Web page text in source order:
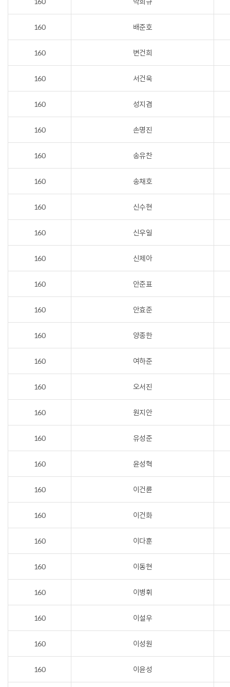
160 배준호
160 변건희
160 서건욱
160 성지겸
160 손명진
160 송유찬
160 송채호
160 신수현
160 신우일
160 신제아
160 안준표
160 안효준
160 양종한
160 여하준
160 오서진
160 원지안
160 유성준
160 윤성혁
160 이건륜
160 이건화
160 이다훈
160 이동현
160 이병휘
160 이설우
160 이성원
160 이윤성